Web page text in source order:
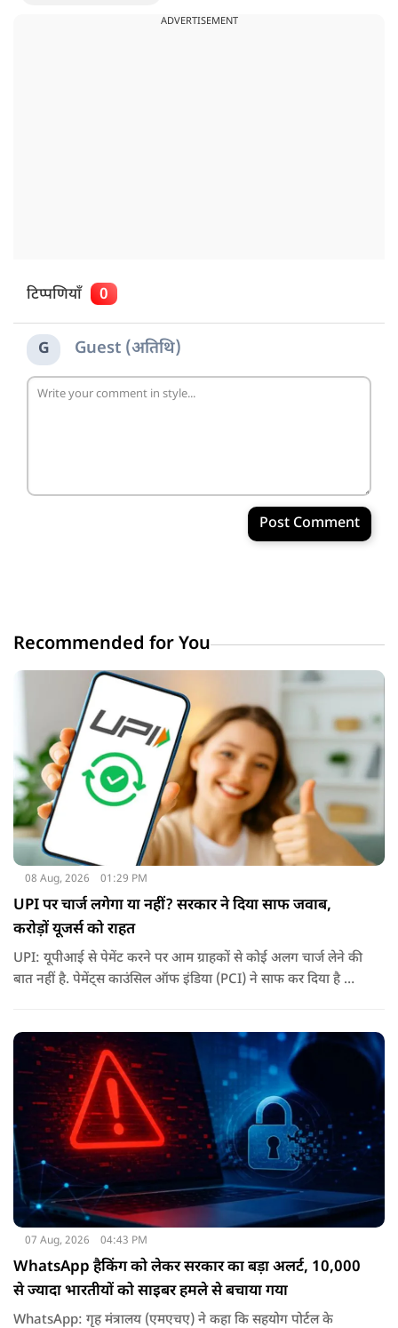
ADVERTISEMENT
टिप्पणियाँ 0
G Guest (अतिथि)
Post Comment
Recommended for You
08 Aug, 2026 01:29 PM
UPI पर चार्ज लगेगा या नहीं? सरकार ने दिया साफ जवाब,
करोड़ों यूजर्स को राहत
UPI: यूपीआई से पेमेंट करने पर आम ग्राहकों से कोई अलग चार्ज लेने की
बात नहीं है. पेमेंट्स काउंसिल ऑफ इंडिया (PCI) ने साफ कर दिया है कि
07 Aug, 2026 04:43 PM
WhatsApp हैकिंग को लेकर सरकार का बड़ा अलर्ट, 10,000
से ज्यादा भारतीयों को साइबर हमले से बचाया गया
WhatsApp: गृह मंत्रालय (एमएचए) ने कहा कि सहयोग पोर्टल के